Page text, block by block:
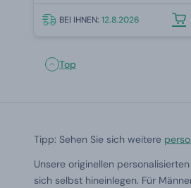
BEI IHNEN: 12.8.2026
Top
Tipp: Sehen Sie sich weitere
Unsere originellen
sich selbst hineinlegen. Für